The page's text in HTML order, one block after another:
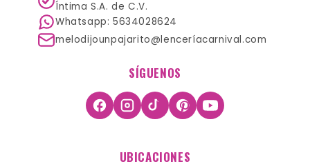
Íntima S.A. de C.V.
Whatsapp: 5634028624
melodijounpajarito@lenceríacarnival.com
SÍGUENOS
UBICACIONES